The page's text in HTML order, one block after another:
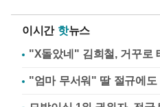
이시간 핫뉴스
"X돌았네" 김희철, 거꾸로
"엄마 무서워" 딸 절규에